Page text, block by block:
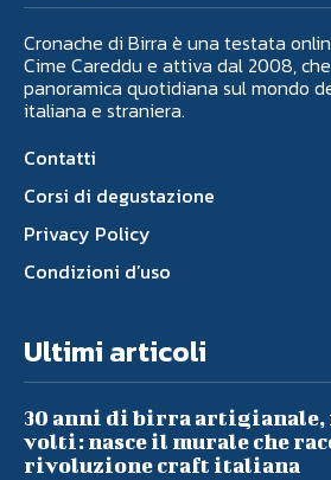
Cronache di Birra è una testata
Cime Careddu e attiva dal 2008,
panoramica quotidiana sul mondo
italiana e straniera.
Contatti
Corsi di degustazione
Privacy Policy
Condizioni d’uso
Ultimi articoli
30 anni di birra
volti: nasce il murale che
rivoluzione craft italiana